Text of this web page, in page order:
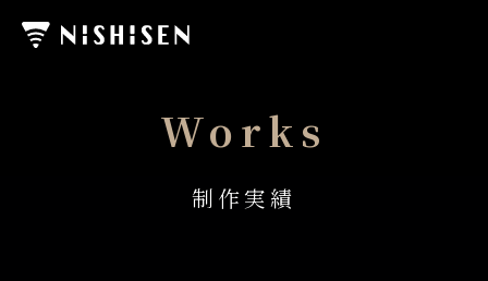
Works
制作実績